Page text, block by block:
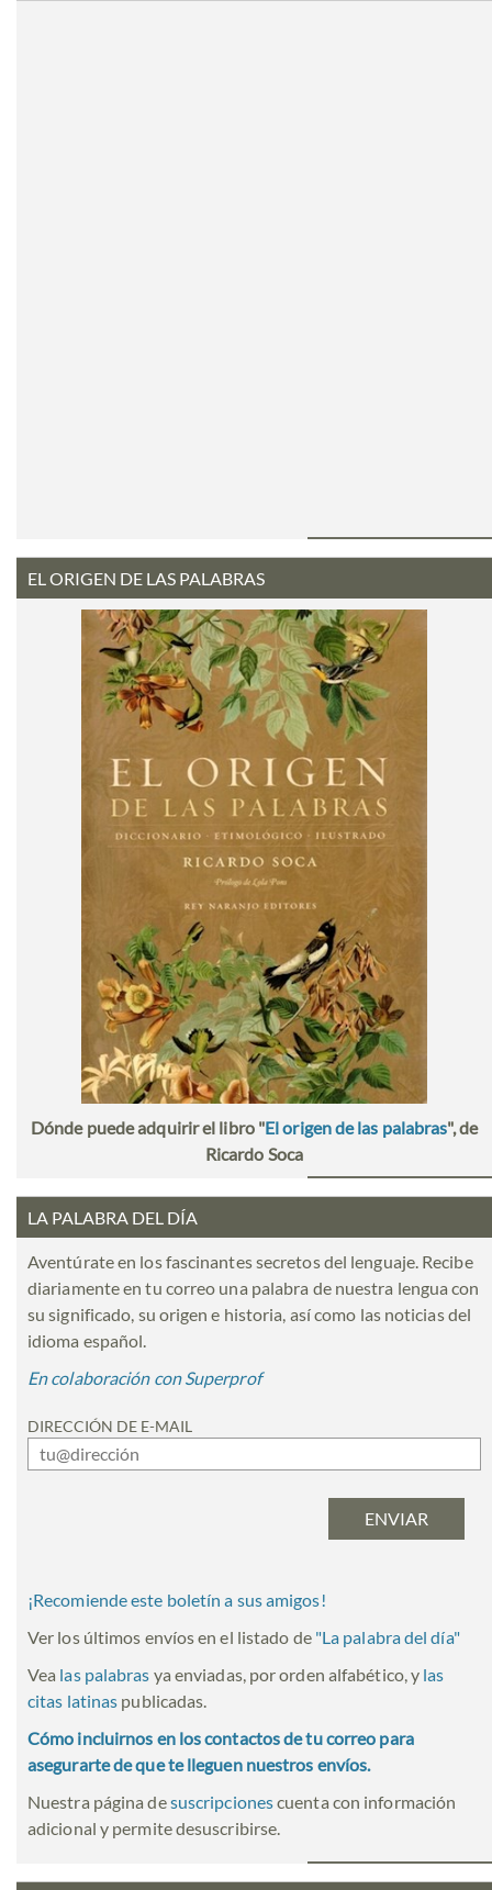
EL ORIGEN DE LAS PALABRAS
Dónde puede adquirir el libro "El origen de las palabras", de
Ricardo Soca
LA PALABRA DEL DÍA
Aventúrate en los fascinantes secretos del lenguaje. Recibe
diariamente en tu correo una palabra de nuestra lengua con
su significado, su origen e historia, así como las noticias del
idioma español.
En colaboración con Superprof
DIRECCIÓN DE E-MAIL
¡Recomiende este boletín a sus amigos!
Ver los últimos envíos en el listado de "La palabra del día"
Vea las palabras ya enviadas, por orden alfabético, y las
citas latinas publicadas.
Cómo incluirnos en los contactos de tu correo para
asegurarte de que te lleguen nuestros envíos.
Nuestra página desuscripcionescuenta con información
adicional y permite desuscribirse.